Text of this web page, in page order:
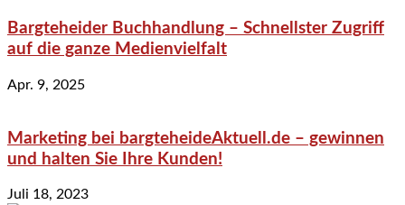
Bargteheider Buchhandlung – Schnellster Zugriff
auf die ganze Medienvielfalt
Apr. 9, 2025
Marketing bei bargteheideAktuell.de – gewinnen
und halten Sie Ihre Kunden!
Juli 18, 2023